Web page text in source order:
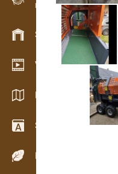
Evidence dřeva v terénu
Skladové
Video showroom
Katalogy / Brožury
Slovník
Dřeviny